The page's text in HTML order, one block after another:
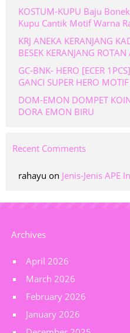
KOSTUM-KUPU Baju
Kupu Cantik Motif Warna
KRJ ANEKA KERANJANG
BESEK KERANJANG
GC-BNK- HERO [ECER
GANCI SUPER HERO
DOM-EMON DOMPET
DORA EMON BIRU
Recent Comments
rahayu on Jenis-Jenis APE
Archives
April 2026
March 2026
February 2026
January 2026